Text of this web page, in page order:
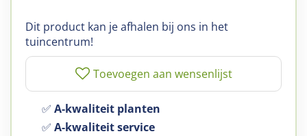
Dit product kan je afhalen bij ons in het
tuincentrum!
✅ A-kwaliteit planten
✅ A-kwaliteit service